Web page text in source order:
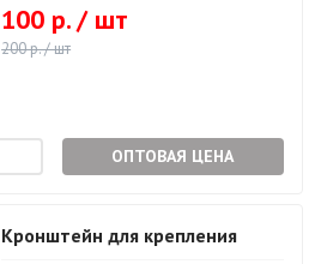
100 р. / шт
200 р. / шт
ОПТОВАЯ ЦЕНА
Кронштейн для крепления